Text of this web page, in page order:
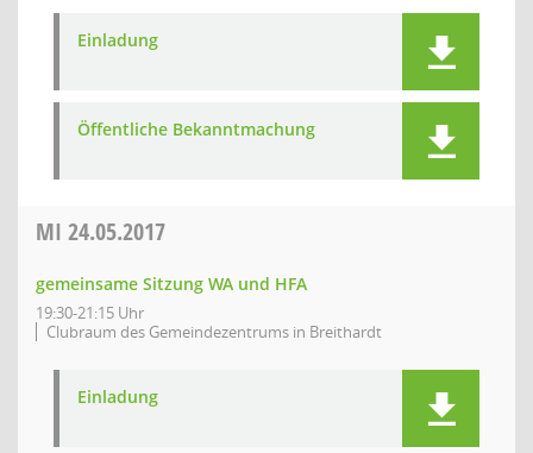
Einladung
Öffentliche Bekanntmachung
MI 24.05.2017
gemeinsame Sitzung WA und HFA
19:30-21:15 Uhr
Clubraum des Gemeindezentrums in Breithardt
Einladung